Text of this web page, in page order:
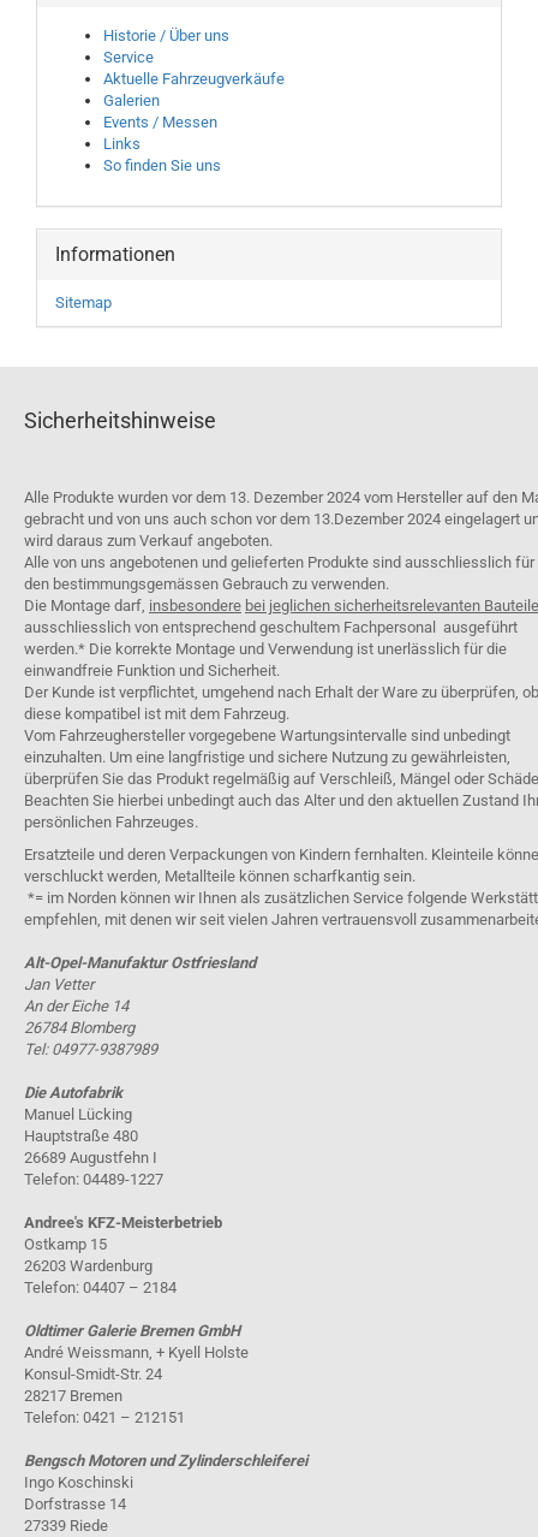
Historie / Über uns
Service
Aktuelle Fahrzeugverkäufe
Galerien
Events / Messen
Links
So finden Sie uns
Informationen
Sitemap
Sicherheitshinweise
Alle Produkte wurden vor dem 13. Dezember 2024 vom Hersteller auf den
gebracht und von uns auch schon vor dem 13.Dezember 2024 eingelagert
wird daraus zum Verkauf angeboten.
Alle von uns angebotenen und gelieferten Produkte sind ausschliesslich für
den bestimmungsgemässen Gebrauch zu verwenden.
Die Montage darf, insbesondere bei jeglichen sicherheitsrelevanten
ausschliesslich von entsprechend geschultem Fachpersonal ausgeführt
werden.* Die korrekte Montage und Verwendung ist unerlässlich für die
einwandfreie Funktion und Sicherheit.
Der Kunde ist verpflichtet, umgehend nach Erhalt der Ware zu überprüfen, ob
diese kompatibel ist mit dem Fahrzeug.
Vom Fahrzeughersteller vorgegebene Wartungsintervalle sind unbedingt
einzuhalten. Um eine langfristige und sichere Nutzung zu gewährleisten,
überprüfen Sie das Produkt regelmäßig auf Verschleiß, Mängel oder
Beachten Sie hierbei unbedingt auch das Alter und den aktuellen Zustand
persönlichen Fahrzeuges.
Ersatzteile und deren Verpackungen von Kindern fernhalten. Kleinteile
verschluckt werden, Metallteile können scharfkantig sein.
*= im Norden können wir Ihnen als zusätzlichen Service folgende
empfehlen, mit denen wir seit vielen Jahren vertrauensvoll
Alt-Opel-Manufaktur Ostfriesland
Jan Vetter
An der Eiche 14
26784 Blomberg
Tel: 04977-9387989
Die Autofabrik
Manuel Lücking
Hauptstraße 480
26689 Augustfehn I
Telefon: 04489-1227
Andree's KFZ-Meisterbetrieb
Ostkamp 15
26203 Wardenburg
Telefon: 04407 – 2184
Oldtimer Galerie Bremen GmbH
André Weissmann, + Kyell Holste
Konsul-Smidt-Str. 24
28217 Bremen
Telefon: 0421 – 212151
Bengsch Motoren und Zylinderschleiferei
Ingo Koschinski
Dorfstrasse 14
27339 Riede